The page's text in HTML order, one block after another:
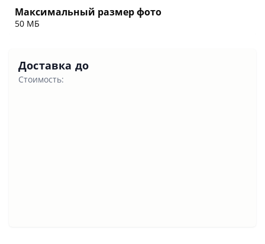
Максимальный размер фото
50 МБ
Доставка до
Стоимость: